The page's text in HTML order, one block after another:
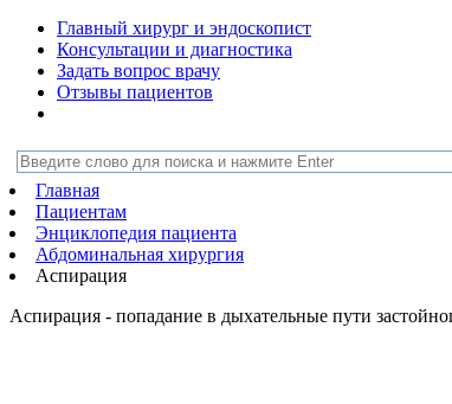
Главный хирург и эндоскопист
Консультации и диагностика
Задать вопрос врачу
Отзывы пациентов
Главная
Пациентам
Энциклопедия пациента
Абдоминальная хирургия
Аспирация
Аспирация - попадание в дыхательные пути